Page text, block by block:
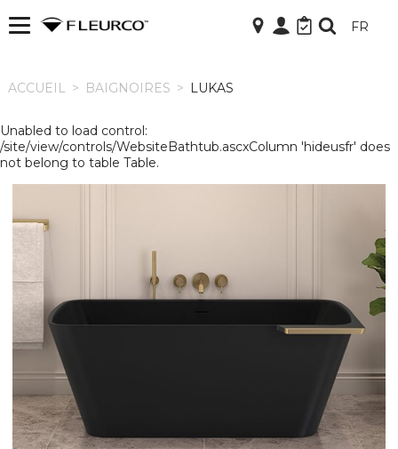
ACCUEIL FR
ACCUEIL > BAIGNOIRES > LUKAS
Unabled to load control:
/site/view/controls/WebsiteBathtub.ascxColumn 'hideusfr' does
not belong to table Table.